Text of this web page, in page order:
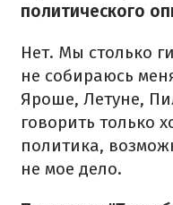
политического
Нет. Мы столько
не собираюсь
Яроше, Летуне,
говорить только
политика,
не мое дело.